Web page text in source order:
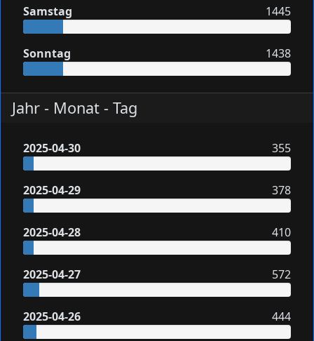
Samstag 1445
Sonntag 1438
Jahr - Monat - Tag
2025-04-30 355
2025-04-29 378
2025-04-28 410
2025-04-27 572
2025-04-26 444